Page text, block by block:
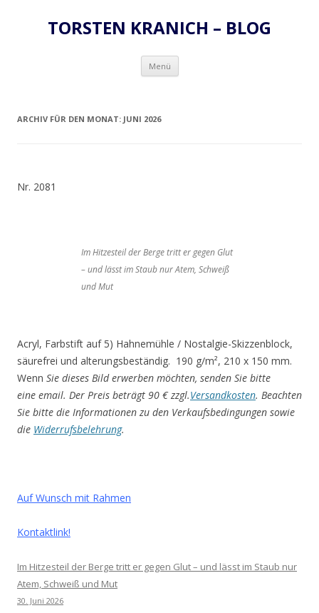
TORSTEN KRANICH – BLOG
Menü Zum
springen
ARCHIV FÜR DEN MONAT: JUNI 2026
Nr. 2081
Im Hitzesteil der Berge tritt er gegen Glut
– und lässt im Staub nur Atem, Schweiß
und Mut
Acryl, Farbstift auf 5) Hahnemühle / Nostalgie-Skizzenblock,
säurefrei und alterungsbeständig. 190 g/m², 210 x 150 mm.
Wenn Sie dieses Bild erwerben möchten, senden Sie bitte
eine email. Der Preis beträgt 90 € zzgl.Versandkosten. Beachten
Sie bitte die Informationen zu den Verkaufsbedingungen sowie
die Widerrufsbelehrung.
Auf Wunsch mit Rahmen
Kontaktlink!
Im Hitzesteil der Berge tritt er gegen Glut – und lässt im Staub nur
Atem, Schweiß und Mut
30. Juni 2026